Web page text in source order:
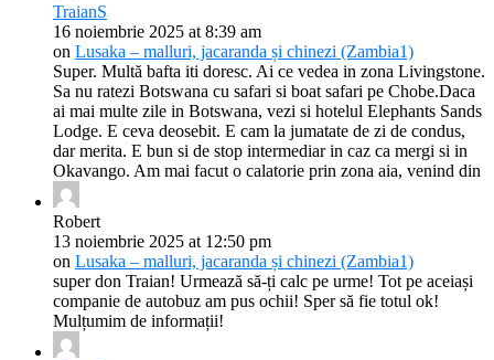
TraianS
16 noiembrie 2025 at 8:39 am
on Lusaka – malluri, jacaranda și chinezi (Zambia1)
Super. Multă bafta iti doresc. Ai ce vedea in zona Livingstone.
Sa nu ratezi Botswana cu safari si boat safari pe Chobe.Daca
ai mai multe zile in Botswana, vezi si hotelul Elephants Sands
Lodge. E ceva deosebit. E cam la jumatate de zi de condus,
dar merita. E bun si de stop intermediar in caz ca mergi si in
Okavango. Am mai facut o calatorie prin zona aia, venind din
Robert
13 noiembrie 2025 at 12:50 pm
on Lusaka – malluri, jacaranda și chinezi (Zambia1)
super don Traian! Urmează să-ți calc pe urme! Tot pe aceiași
companie de autobuz am pus ochii! Sper să fie totul ok!
Mulțumim de informații!